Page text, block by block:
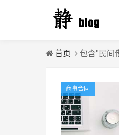
首页 包含"民间
商事合同